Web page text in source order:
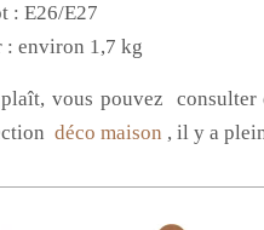
: E26/E27
: environ 1,7 kg
plaît, vous pouvez consulter
déco maison , il y a